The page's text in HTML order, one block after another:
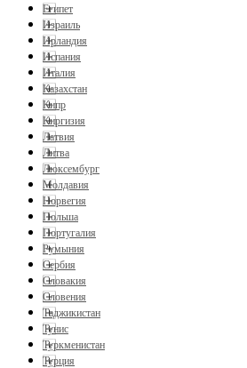
Египет
Израиль
Ирландия
Испания
Италия
Казахстан
Кипр
Киргизия
Латвия
Литва
Люксембург
Молдавия
Норвегия
Польша
Португалия
Румыния
Сербия
Словакия
Словения
Таджикистан
Тунис
Туркменистан
Турция